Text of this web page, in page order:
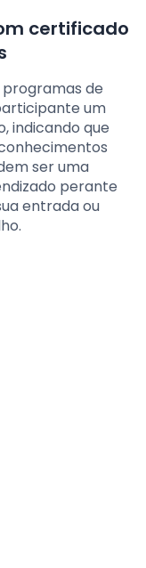
certificado
de
um
indicando que
ser uma
perante
entrada ou